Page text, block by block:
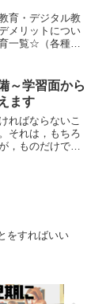
育・デジタル教
メリットについ
一覧☆（各種幼
◆タブレットで
育...
～学習面から
ます
ればならないこ
それは，もちろ
，ものだけでな
をすればいい